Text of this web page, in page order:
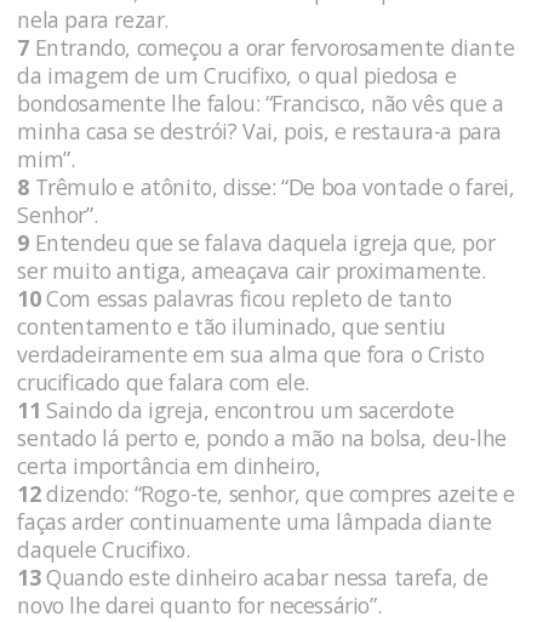
nela para rezar.
7 Entrando, começou a orar fervorosamente diante
da imagem de um Crucifixo, o qual piedosa e
bondosamente lhe falou: “Francisco, não vês que a
minha casa se destrói? Vai, pois, e restaura-a para
mim”.
8 Trêmulo e atônito, disse: “De boa vontade o farei,
Senhor”.
9 Entendeu que se falava daquela igreja que, por
ser muito antiga, ameaçava cair proximamente.
10Com essas palavras ficou repleto de tanto
contentamento e tão iluminado, que sentiu
verdadeiramente em sua alma que fora o Cristo
crucificado que falara com ele.
11 Saindo da igreja, encontrou um sacerdote
sentado lá perto e, pondo a mão na bolsa, deu-lhe
certa importância em dinheiro,
12dizendo: “Rogo-te, senhor, que compres azeite e
faças arder continuamente uma lâmpada diante
daquele Crucifixo.
13Quando este dinheiro acabar nessa tarefa, de
novo lhe darei quanto for necessário”.